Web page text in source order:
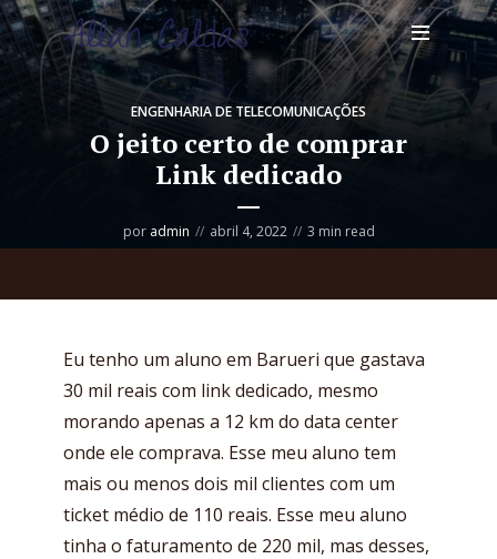
ENGENHARIA DE TELECOMUNICAÇÕES
O jeito certo de comprar
Link dedicado
por admin abril 4, 2022 3 min read
Eu tenho um aluno em Barueri que gastava
30 mil reais com link dedicado, mesmo
morando apenas a 12 km do data center
onde ele comprava. Esse meu aluno tem
mais ou menos dois mil clientes com um
ticket médio de 110 reais. Esse meu aluno
tinha o faturamento de 220 mil, mas desses,